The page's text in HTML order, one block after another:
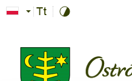
Przejdź do treści